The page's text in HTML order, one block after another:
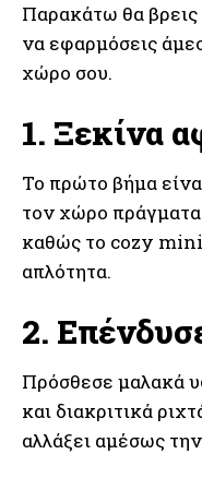
Παρακάτω θα βρεις
να εφαρμόσεις
χώρο σου.
1. Ξεκίνα
Το πρώτο βήμα
τον χώρο πράγματα
καθώς το cozy
απλότητα.
2.
Πρόσθεσε μαλακά
και διακριτικά
αλλάξει αμέσως